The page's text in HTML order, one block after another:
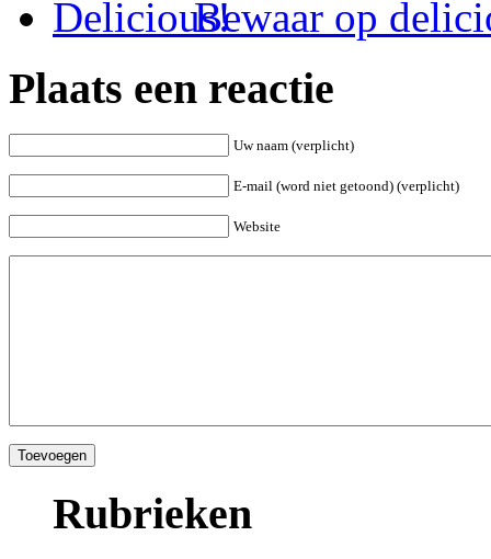
Bewaar op
Plaats een reactie
Uw naam (verplicht)
E-mail (word niet getoond) (verplicht)
Website
Rubrieken